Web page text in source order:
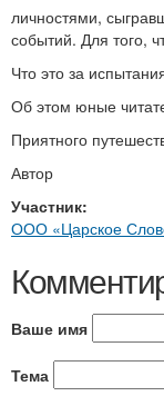
личностями,
событий. Для того,
Что это за
Об этом юные
Приятного
Автор
Участник:
ООО «Царское
Ваше имя
Тема